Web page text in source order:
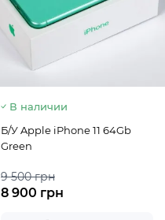
В наличии
Б/У Apple iPhone 11 64Gb
Green
9 500 грн
8 900 грн